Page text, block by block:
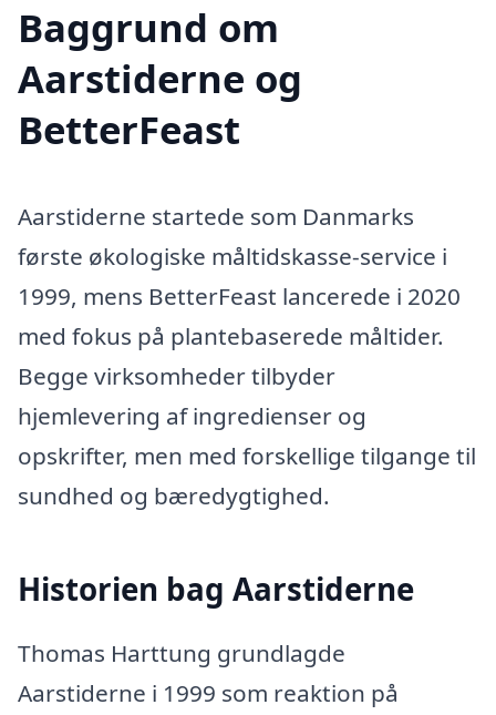
Baggrund om
Aarstiderne og
BetterFeast
Aarstiderne startede som Danmarks
første økologiske måltidskasse-service i
1999, mens BetterFeast lancerede i 2020
med fokus på plantebaserede måltider.
Begge virksomheder tilbyder
hjemlevering af ingredienser og
opskrifter, men med forskellige tilgange til
sundhed og bæredygtighed.
Historien bag Aarstiderne
Thomas Harttung grundlagde
Aarstiderne i 1999 som reaktion på